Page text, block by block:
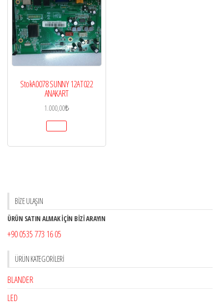
StokA0078 SUNNY 12AT022
ANAKART
1.000,00₺
BİZE ULAŞIN
ÜRÜN SATIN ALMAK İÇİN BİZİ ARAYIN
+90 0535 773 16 05
ÜRÜN KATEGORILERI
BLANDER
LED